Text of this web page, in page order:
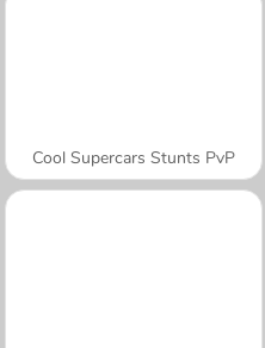
Cool Supercars Stunts PvP